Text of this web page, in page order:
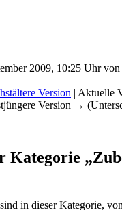
2009, 10:25 Uhr von
Version | Aktuelle
Version →
Kategorie
in dieser Kategorie,